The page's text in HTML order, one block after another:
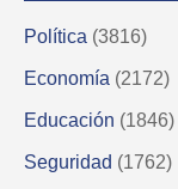
Política (3816)
Economía (2172)
Educación (1846)
Seguridad (1762)